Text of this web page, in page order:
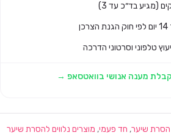
טלפוני וסרטוני הדרכה
מענה אנושי בוואטסאפ →
הסרת שיער, חד פעמי, מוצרים נלווים להסרת שיער